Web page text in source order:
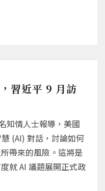
習近平 9 月訪
知情人士報導，美國
(AI) 對話，討論如何
帶來的風險。這將是
就 AI 議題展開正式政